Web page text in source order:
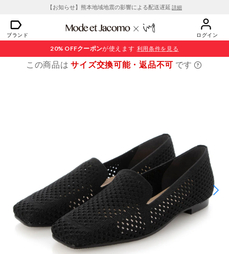
【お知らせ】熊本地域地震の影響による配送遅延 詳細
ブランド ログイン
20% OFFクーポンが使えます 利用条件を見る
この商品はサイズ交換可能・返品不可 です